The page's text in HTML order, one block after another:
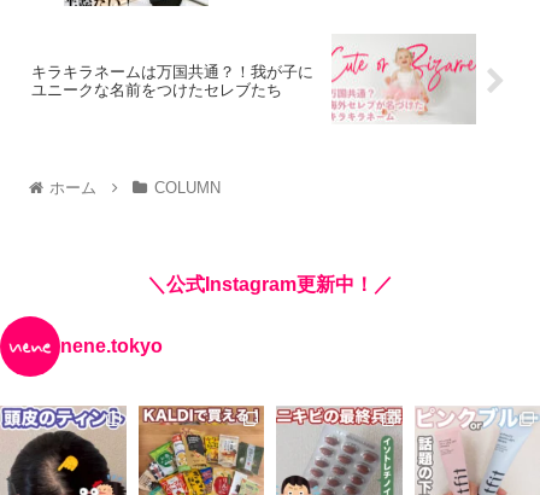
キラキラネームは万国共通？！我が子に
ユニークな名前をつけたセレブたち
ホーム COLUMN
＼公式Instagram更新中！／
nene.tokyo